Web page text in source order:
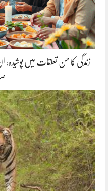
زندگی کا حسن تعلقات میں